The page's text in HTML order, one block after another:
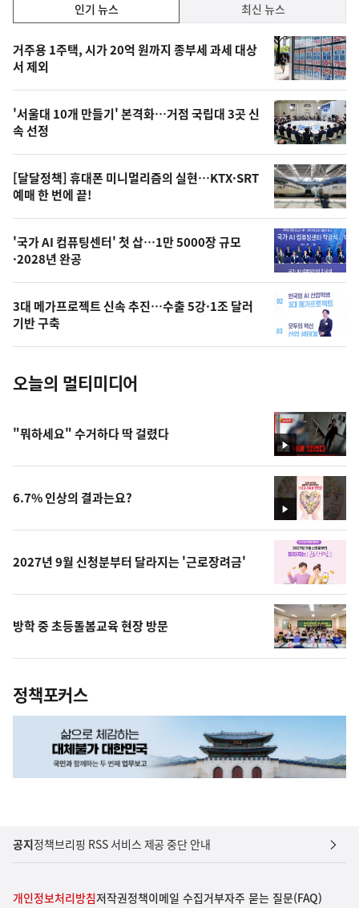
기,
최
신,
오
늘
의
영
상
오
늘
의
사
진
인기 뉴스 최신 뉴스
기
뉴
스
거주용 1주택, 시가 20억 원까지 종부세 과세 대상
서 제외
'서울대 10개 만들기' 본격화…거점 국립대 3곳 신
속 선정
[달달정책] 휴대폰 미니멀리즘의 실현…KTX·SRT
예매 한 번에 끝!
'국가 AI 컴퓨팅센터' 첫 삽…1만 5000장 규모
·2028년 완공
3대 메가프로젝트 신속 추진…수출 5강·1조 달러
기반 구축
오늘의 멀티미디어
영
상
"뭐하세요" 수거하다 딱 걸렸다
영
상
6.7% 인상의 결과는요?
2027년 9월 신청분부터 달라지는 '근로장려금'
방학 중 초등돌봄교육 현장 방문
정책포커스
공지정책브리핑 RSS 서비스 제공 중단 안내
개인정보처리방침저작권정책이메일 수집거부자주 묻는 질문(FAQ)